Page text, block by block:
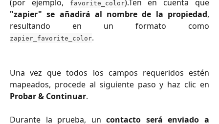
(por ejemplo,
favorite_color).Ten en cuenta que
"zapier" se añadirá al nombre de la propiedad,
resultando en un formato como
zapier_favorite_color.
Una vez que todos los campos requeridos estén
mapeados, procede al siguiente paso y haz clic en
Probar & Continuar.
Durante la prueba, uncontacto será enviado a